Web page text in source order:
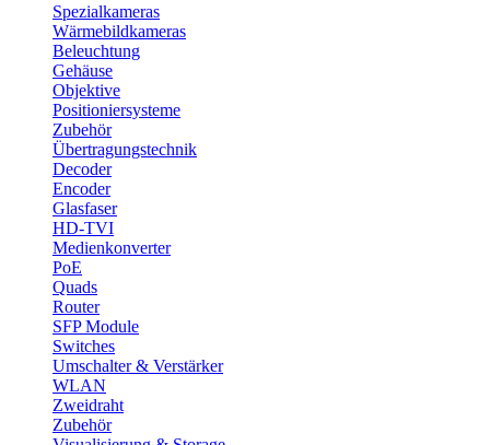
Spezialkameras
Wärmebildkameras
Beleuchtung
Gehäuse
Objektive
Positioniersysteme
Zubehör
Übertragungstechnik
Decoder
Encoder
Glasfaser
HD-TVI
Medienkonverter
PoE
Quads
Router
SFP Module
Switches
Umschalter & Verstärker
WLAN
Zweidraht
Zubehör